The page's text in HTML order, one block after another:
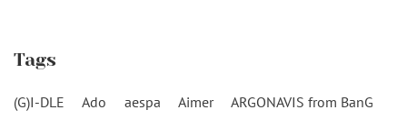
Tags
(G)I-DLE Ado aespa Aimer
ARGONAVIS from BanG